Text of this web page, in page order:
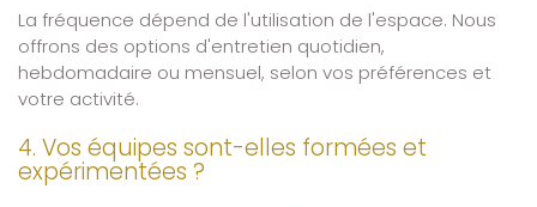
La fréquence dépend de l'utilisation de l'espace. Nous
offrons des options d'entretien quotidien,
hebdomadaire ou mensuel, selon vos préférences et
votre activité.
4. Vos équipes sont-elles formées et
expérimentées ?